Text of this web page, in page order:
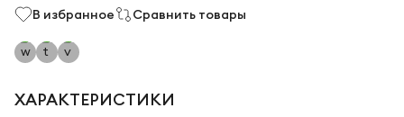
В избранное Сравнить товары
ХАРАКТЕРИСТИКИ